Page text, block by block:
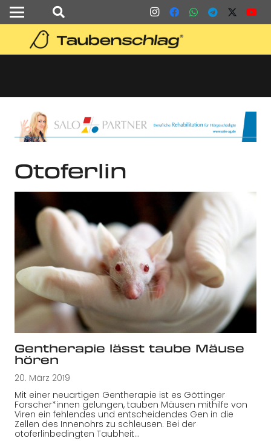
Otoferlin
Gentherapie lässt taube Mäuse
hören
20. März 2019
Mit einer neuartigen Gentherapie ist es Göttinger
Forscher*innen gelungen, tauben Mäusen mithilfe von
Viren ein fehlendes und entscheidendes Gen in die
Zellen des Innenohrs zu schleusen. Bei der
otoferlinbedingten Taubheit…